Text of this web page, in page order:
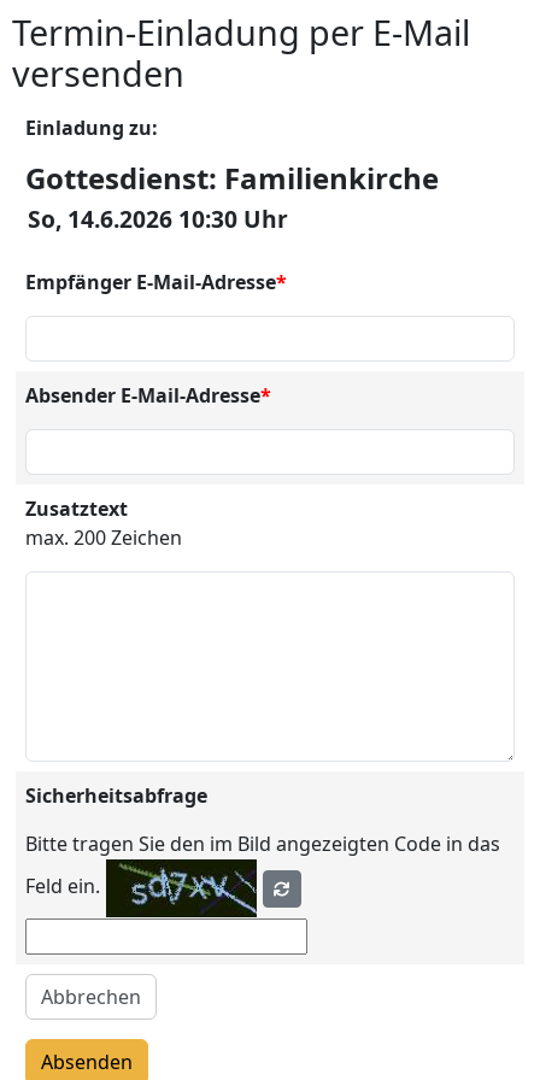
Termin-Einladung per E-Mail
versenden
Einladung zu:
Gottesdienst: Familienkirche
So, 14.6.2026 10:30 Uhr
Empfänger E-Mail-Adresse*
Absender E-Mail-Adresse*
Zusatztext
max. 200 Zeichen
Sicherheitsabfrage
Bitte tragen Sie den im Bild angezeigten Code in das
Feld ein.
Abbrechen
Absenden